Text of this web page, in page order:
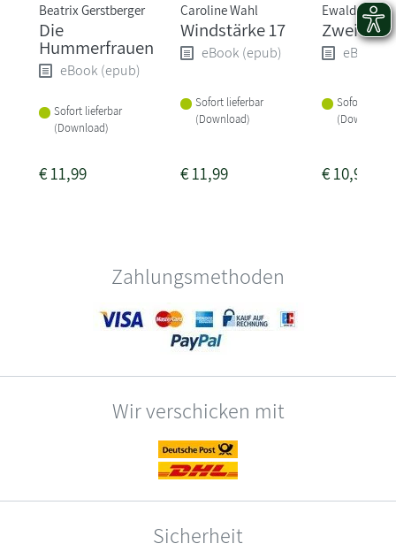
Beatrix Gerstberger
Die
Hummerfrauen
eBook (epub)
Sofort lieferbar
(Download)
€11,99
Caroline Wahl
Windstärke 17
eBook (epub)
Sofort lieferbar
(Download)
€11,99
Ewald Arenz
Zwei
eBook
Sofort
(Download)
€10,99
Zahlungsmethoden
Wir verschicken mit
Sicherheit